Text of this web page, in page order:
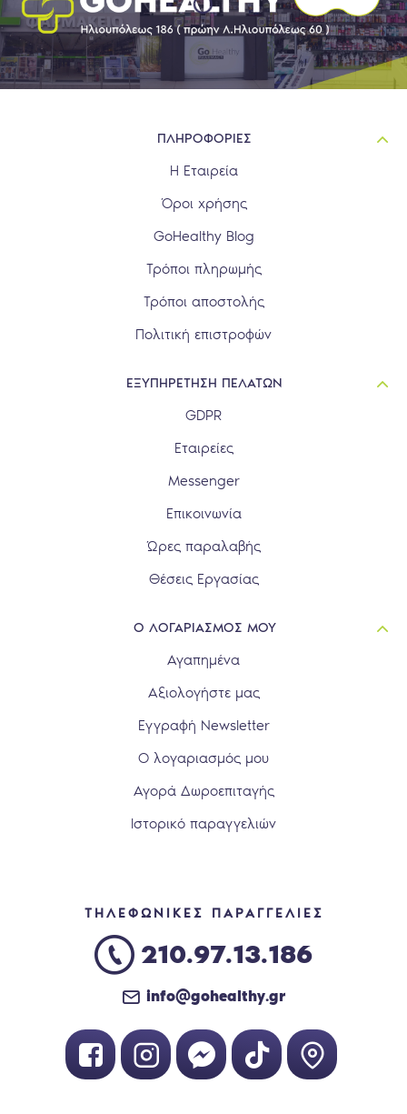
ΠΛΗΡΟΦΟΡΙΕΣ
Η Εταιρεία
Όροι χρήσης
GoHealthy Blog
Τρόποι πληρωμής
Τρόποι αποστολής
Πολιτική επιστροφών
ΕΞΥΠΗΡΕΤΗΣΗ ΠΕΛΑΤΩΝ
GDPR
Εταιρείες
Messenger
Επικοινωνία
Ώρες παραλαβής
Θέσεις Εργασίας
Ο ΛΟΓΑΡΙΑΣΜΟΣ ΜΟΥ
Αγαπημένα
Αξιολογήστε μας
Εγγραφή Newsletter
Ο λογαριασμός μου
Αγορά Δωροεπιταγής
Ιστορικό παραγγελιών
ΤΗΛΕΦΩΝΙΚΕΣ ΠΑΡΑΓΓΕΛΙΕΣ
210.97.13.186
info@gohealthy.gr